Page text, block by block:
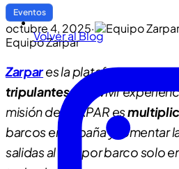
Volver al Blog
Eventos
octubre 4, 2025·
Equipo Zarpar
Zarpares la plataforma que
tripulantespara vivir
misión de ZARPAR es
barcos en España y fomentar
salidas al año por barco solo